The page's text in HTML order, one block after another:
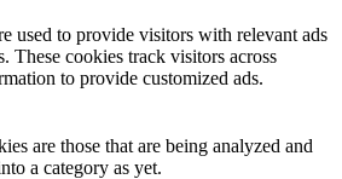
used to provide visitors with relevant ads
These cookies track visitors across
to provide customized ads.
are those that are being analyzed and
a category as yet.